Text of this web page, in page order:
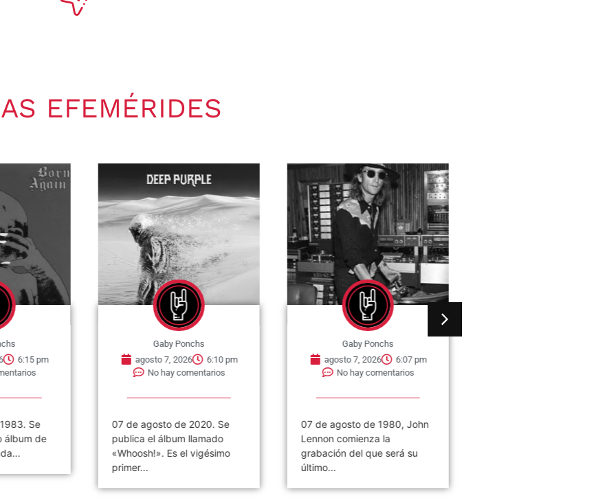
EFEMÉRIDES
6:15 pm
Se
álbum de
Gaby Ponchs
agosto 7, 2026
6:10 pm
No hay comentarios
07 de agosto de 2020. Se
publica el álbum llamado
«Whoosh!». Es el vigésimo
primer...
Gaby Ponchs
agosto 7, 2026
6:07 pm
No hay comentarios
07 de agosto de 1980, John
Lennon comienza la
grabación del que será su
último...